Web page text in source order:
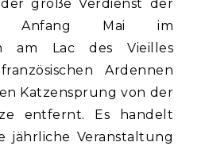
große Verdienst der
Anfang Mai im
am Lac des Vieilles
Ardennen
Katzensprung von der
entfernt. Es handelt
jährliche Veranstaltung